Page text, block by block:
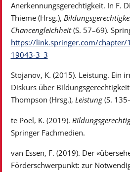
Anerkennungsgerechtigkeit. In F.
Thieme (Hrsg.),
Chancengleichheit(S. 57–69).
https://link.springer.com/
19043-3_3
Stojanov, K. (2015). Leistung. Ein
Diskurs über
Thompson (Hrsg.), Leistung(S.
te Poel, K. (2019).
Springer Fachmedien.
van Essen, F. (2019). Der
Förderschwerpunkt: zur